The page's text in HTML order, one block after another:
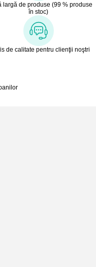
largă de produse (99 % produse
în stoc)
de calitate pentru clienţii noştri